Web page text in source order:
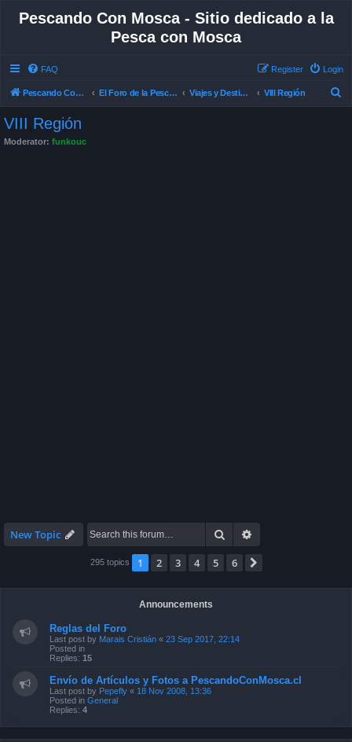
Pescando Con Mosca - Sitio dedicado a la
Pesca con Mosca
FAQ Login
Register
Pescando Con Mosca El Foro de la Pesca con Mosca en Chile Viajes y Destinos de Pesca VIII Región
VIII Región
Moderator: funkouc
New Topic Search
295 topics 1 2 3 4 5 6
Announcements
Reglas del Foro
Last post by Marais Cristián « 23 Sep 2017, 22:14
Posted in
Replies: 15
Envío de Artículos y Fotos a PescandoConMosca.cl
Last post by Pepefly « 18 Nov 2008, 13:36
Posted in General
Replies: 4